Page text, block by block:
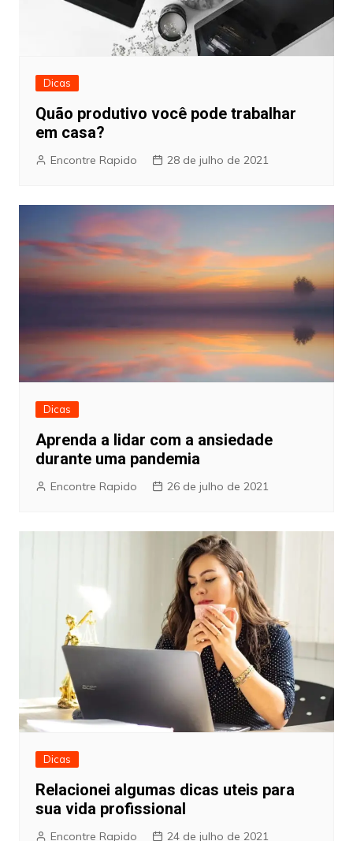
Dicas
Quão produtivo você pode trabalhar
em casa?
Encontre Rapido 28 de julho de 2021
Dicas
Aprenda a lidar com a ansiedade
durante uma pandemia
Encontre Rapido 26 de julho de 2021
Dicas
Relacionei algumas dicas uteis para
sua vida profissional
Encontre Rapido 24 de julho de 2021